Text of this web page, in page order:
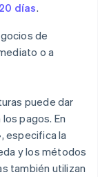
días.
de
o a
puede dar
pagos. En
especifica la
y los métodos
también utilizan